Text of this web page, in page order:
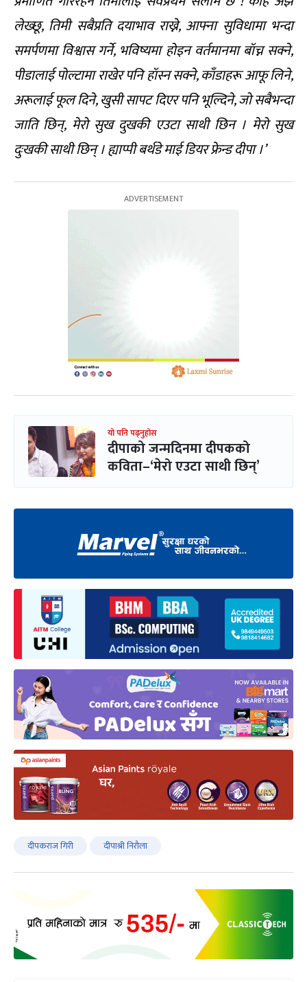
लेख्छू, तिमी सबैप्रति दयाभाव राख्ने, आफ्ना सुविधामा भन्दा
समर्पणमा विश्वास गर्ने, भविष्यमा होइन वर्तमानमा बॉच्न सक्ने,
पीडालाई पोल्टामा राखेर पनि हॉस्न सक्ने, काँडाहरू आफू लिने,
अरूलाई फूल दिने, खुसी सापट दिएर पनि भूल्दिने, जो सबैभन्दा
जाति छिन्, मेरो सुख दुखकी एउटा साथी छिन । मेरो सुख
दुःखकी साथी छिन् । ह्याप्पी बर्थडे माई डियर फ्रेन्ड दीपा ।’
यो पनि पढ्नुहोस
दीपाको जन्मदिनमा दीपकको
कविता–‘मेरो एउटा साथी छिन्’
दीपकराज गिरी दीपाश्री निरौला